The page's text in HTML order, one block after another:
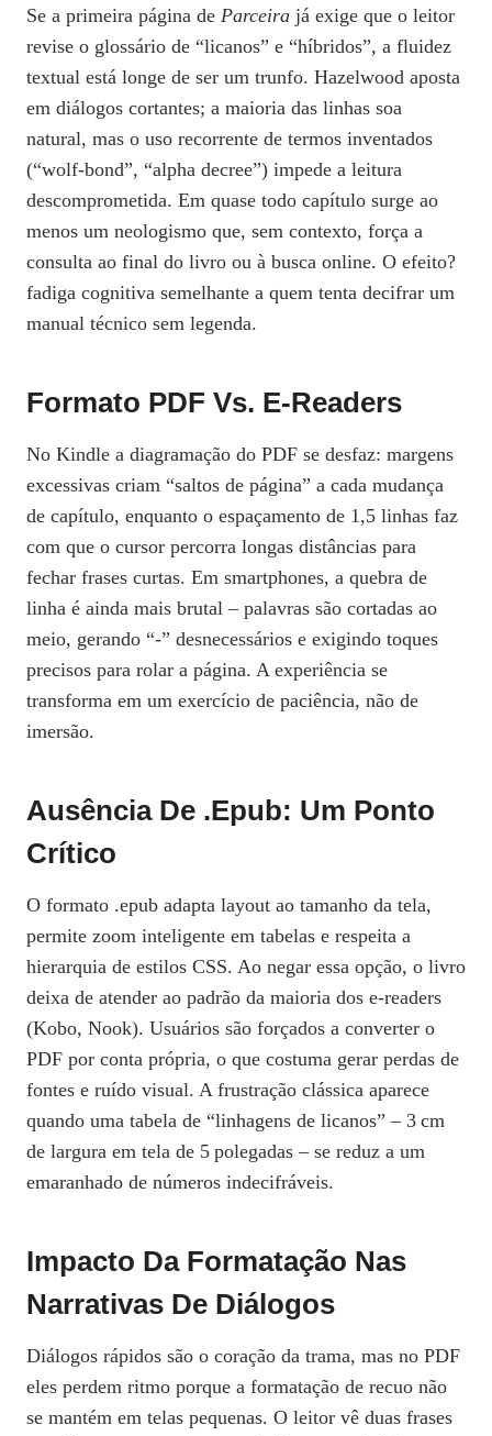
Se a primeira página de Parceira já exige que o leitor
revise o glossário de “licanos” e “híbridos”, a fluidez
textual está longe de ser um trunfo. Hazelwood aposta
em diálogos cortantes; a maioria das linhas soa
natural, mas o uso recorrente de termos inventados
(“wolf‑bond”, “alpha decree”) impede a leitura
descomprometida. Em quase todo capítulo surge ao
menos um neologismo que, sem contexto, força a
consulta ao final do livro ou à busca online. O efeito?
fadiga cognitiva semelhante a quem tenta decifrar um
manual técnico sem legenda.
Formato PDF Vs. E‑readers
No Kindle a diagramação do PDF se desfaz: margens
excessivas criam “saltos de página” a cada mudança
de capítulo, enquanto o espaçamento de 1,5 linhas faz
com que o cursor percorra longas distâncias para
fechar frases curtas. Em smartphones, a quebra de
linha é ainda mais brutal – palavras são cortadas ao
meio, gerando “‑” desnecessários e exigindo toques
precisos para rolar a página. A experiência se
transforma em um exercício de paciência, não de
imersão.
Ausência De .epub: Um Ponto
Crítico
O formato .epub adapta layout ao tamanho da tela,
permite zoom inteligente em tabelas e respeita a
hierarquia de estilos CSS. Ao negar essa opção, o livro
deixa de atender ao padrão da maioria dos e‑readers
(Kobo, Nook). Usuários são forçados a converter o
PDF por conta própria, o que costuma gerar perdas de
fontes e ruído visual. A frustração clássica aparece
quando uma tabela de “linhagens de licanos” – 3 cm
de largura em tela de 5 polegadas – se reduz a um
emaranhado de números indecifráveis.
Impacto Da Formatação Nas
Narrativas De Diálogos
Diálogos rápidos são o coração da trama, mas no PDF
eles perdem ritmo porque a formatação de recuo não
se mantém em telas pequenas. O leitor vê duas frases